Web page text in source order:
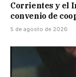
Corrientes y el
convenio de
5 de agosto de 2026